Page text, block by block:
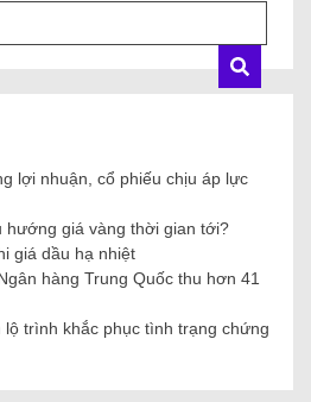
lợi nhuận, cổ phiếu chịu áp lực
hướng giá vàng thời gian tới?
giá dầu hạ nhiệt
hàng Trung Quốc thu hơn 41
trình khắc phục tình trạng chứng